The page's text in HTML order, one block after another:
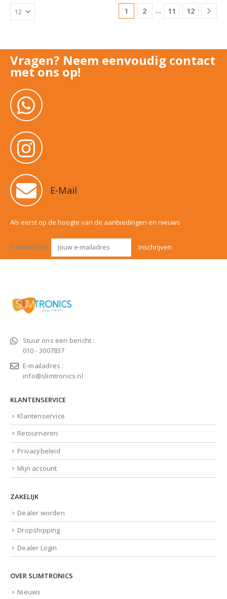
1 2 … 11 12
Vragen? Neem eenvoudig contact
met ons op!
E-Mail
Als eerst op de hoogte van de aanbiedingen en nieuws
E-mailadres:
Stuur ons een bericht :
010 - 3007837
E-mailadres :
info@slimtronics.nl
KLANTENSERVICE
Klantenservice
Retourneren
Privacybeleid
Mijn account
ZAKELIJK
Dealer worden
Dropshipping
Dealer Login
OVER SLIMTRONICS
Nieuws